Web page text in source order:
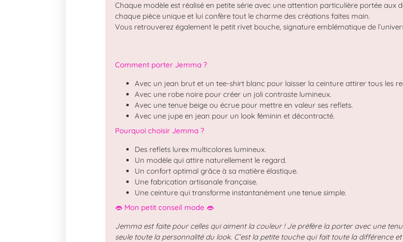
Chaque modèle est réalisé en petite série avec une attention particulière portée aux
chaque pièce unique et lui confère tout le charme des créations faites main.
Vous retrouverez également le petit rivet bouche, signature emblématique de
Comment porter Jemma ?
Avec un jean brut et un tee-shirt blanc pour laisser la ceinture attirer tous les
Avec une robe noire pour créer un joli contraste lumineux.
Avec une tenue beige ou écrue pour mettre en valeur ses reflets.
Avec une jupe en jean pour un look féminin et décontracté.
Pourquoi choisir Jemma ?
Des reflets lurex multicolores lumineux.
Un modèle qui attire naturellement le regard.
Un confort optimal grâce à sa matière élastique.
Une fabrication artisanale française.
Une ceinture qui transforme instantanément une tenue simple.
👄 Mon petit conseil mode 👄
Jemma est faite pour celles qui aiment la couleur ! Je préfère la porter avec une
seule toute la personnalité du look. C’est la petite touche qui fait toute la différence